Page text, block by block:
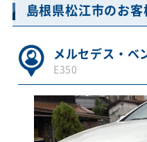
島根県松江市のお客
メルセデス・ベ
E350